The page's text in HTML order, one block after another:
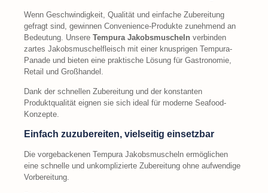
Wenn Geschwindigkeit, Qualität und einfache Zubereitung
gefragt sind, gewinnen Convenience-Produkte zunehmend an
Bedeutung. Unsere Tempura Jakobsmuscheln verbinden
zartes Jakobsmuschelfleisch mit einer knusprigen Tempura-
Panade und bieten eine praktische Lösung für Gastronomie,
Retail und Großhandel.
Dank der schnellen Zubereitung und der konstanten
Produktqualität eignen sie sich ideal für moderne Seafood-
Konzepte.
Einfach zuzubereiten, vielseitig einsetzbar
Die vorgebackenen Tempura Jakobsmuscheln ermöglichen
eine schnelle und unkomplizierte Zubereitung ohne aufwendige
Vorbereitung.